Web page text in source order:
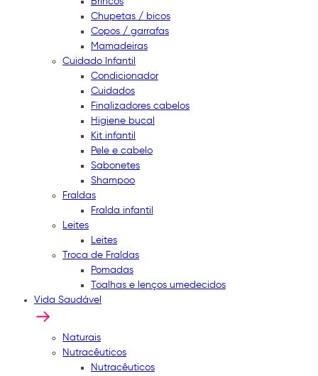
Chupetas / bicos
Copos / garrafas
Mamadeiras
Cuidado Infantil
Condicionador
Cuidados
Finalizadores cabelos
Higiene bucal
Kit infantil
Pele e cabelo
Sabonetes
Shampoo
Fraldas
Fralda infantil
Leites
Leites
Troca de Fraldas
Pomadas
Toalhas e lenços umedecidos
Vida Saudável
Naturais
Nutracêuticos
Nutracêuticos